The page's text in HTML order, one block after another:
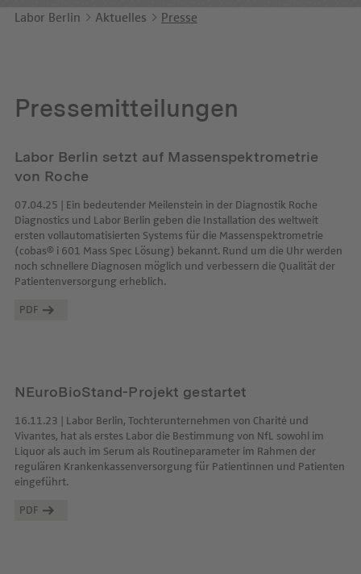
LEICHTE SPRACHE
Unternehmensbericht
Immunologie
Studien & Kooperationen
Fragen und Antworten
Labor Berlin Aktuelles Presse
Pressemitteilungen
Labor Berlin setzt auf Massenspektrometrie
von Roche
07.04.25 | Ein bedeutender Meilenstein in der Diagnostik Roche
Diagnostics und Labor Berlin geben die Installation des weltweit
ersten vollautomatisierten Systems für die Massenspektrometrie
(cobas® i 601 Mass Spec Lösung) bekannt. Rund um die Uhr werden
noch schnellere Diagnosen möglich und verbessern die Qualität der
Patientenversorgung erheblich.
PDF
NEuroBioStand-Projekt gestartet
16.11.23 | Labor Berlin, Tochterunternehmen von Charité und
Vivantes, hat als erstes Labor die Bestimmung von NfL sowohl im
Liquor als auch im Serum als Routineparameter im Rahmen der
regulären Krankenkassenversorgung für Patientinnen und Patienten
eingeführt.
PDF